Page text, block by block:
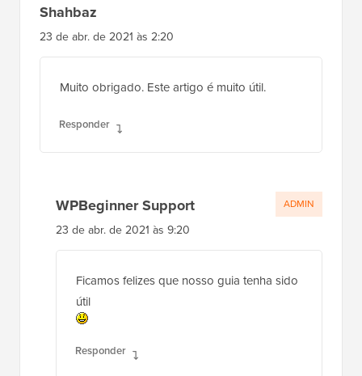
Shahbaz
23 de abr. de 2021 às 2:20
Muito obrigado. Este artigo é muito útil.
Responder
WPBeginner Support
23 de abr. de 2021 às 9:20
Ficamos felizes que nosso guia tenha sido
útil
Responder
ADMIN